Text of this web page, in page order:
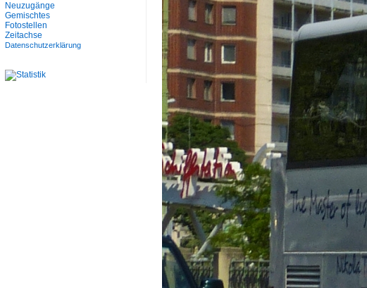
Neuzugänge
Gemischtes
Fotostellen
Zeitachse
Datenschutzerklärung